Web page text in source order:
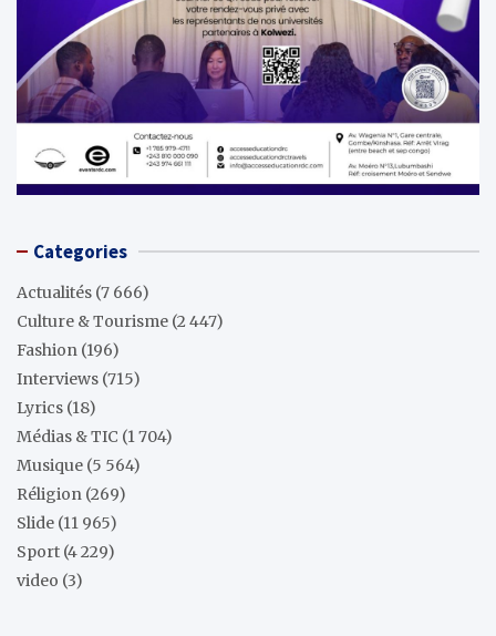
Categories
Actualités (7 666)
Culture & Tourisme (2 447)
Fashion (196)
Interviews (715)
Lyrics (18)
Médias & TIC (1 704)
Musique (5 564)
Réligion (269)
Slide (11 965)
Sport (4 229)
video (3)